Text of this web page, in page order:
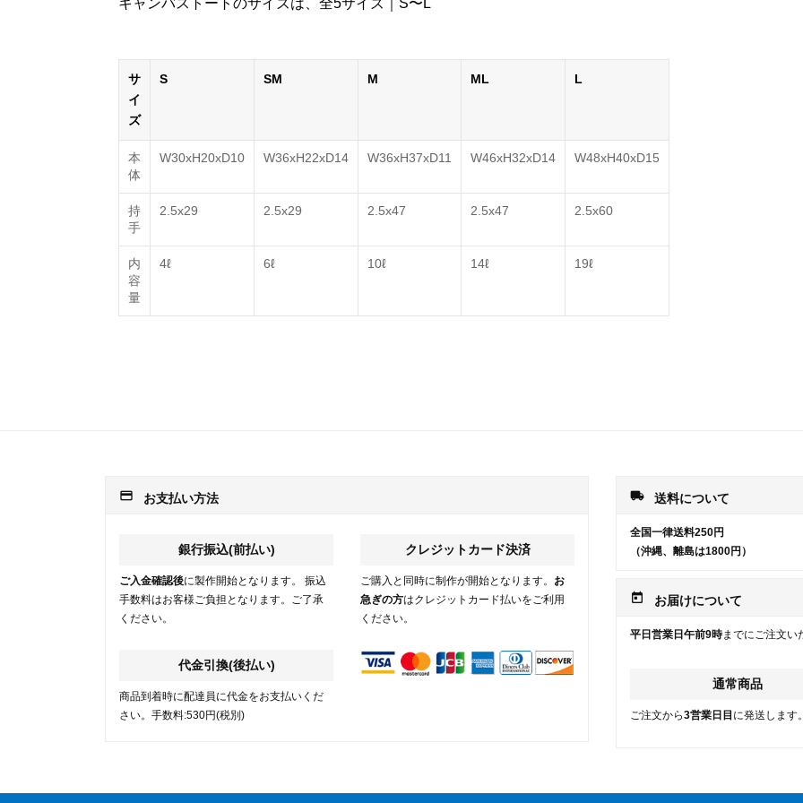
キャンバストートのサイズは、全5サイズ｜S〜L
サ
イ
ズ
S SM M ML L
本
体
W30xH20xD10 W36xH22xD14 W36xH37xD11 W46xH32xD14 W48xH40xD15
持
手
2.5x29 2.5x29 2.5x47 2.5x47 2.5x60
内
容
量
4ℓ 6ℓ 10ℓ 14ℓ 19ℓ
payment お支払い方法
銀行振込(前払い)
ご入金確認後に製作開始となります。 振込
手数料はお客様ご負担となります。ご了承
ください。
代金引換(後払い)
商品到着時に配達員に代金をお支払いくだ
さい。手数料:530円(税別)
クレジットカード決済
ご購入と同時に制作が開始となります。 お
急ぎの方はクレジットカード払いをご利用
ください。
local_shipping 送料について
全国一律送料250円
（沖縄、離島は1800円）
today お届けについて
平日営業日午前9時までにご注文い
通常商品
ご注文から3営業日目 に発送します。